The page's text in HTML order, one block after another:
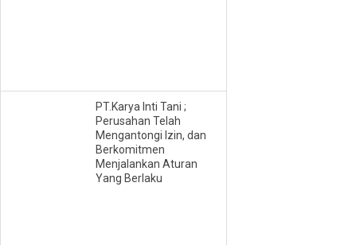
PT.Karya Inti Tani ;
Perusahan Telah
Mengantongi Izin, dan
Berkomitmen
Menjalankan Aturan
Yang Berlaku